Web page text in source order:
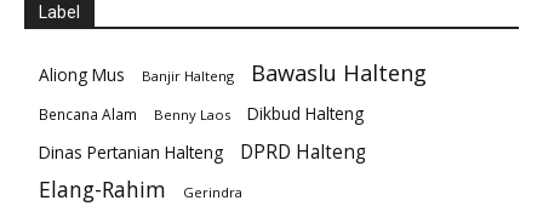
Label
Aliong Mus Banjir Halteng Bawaslu Halteng
Bencana Alam Benny Laos
Dikbud Halteng
Dinas Pertanian Halteng
DPRD Halteng
Elang-Rahim Gerindra